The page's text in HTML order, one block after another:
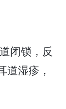
闭锁，反
道湿疹，